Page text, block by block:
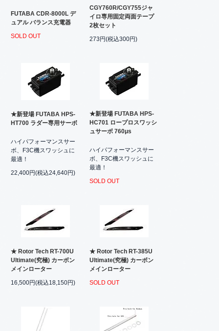
FUTABA CDR-8000L デ
ュアル バランス充電器
SOLD OUT
CGY760R/CGY755ジャ
イロ専用固定両面テープ
2枚セット
273円(税込300円)
★新登場 FUTABA HPS-
HT700 ラダー専用サーボ
ハイパフォーマンスサー
ボ、F3C機スワッシュに
最適！
22,400円(税込24,640円)
★新登場 FUTABA HPS-
HC701 ロープロスワッシ
ュサーボ 760μs
ハイパフォーマンスサー
ボ、F3C機スワッシュに
最適！
SOLD OUT
★ Rotor Tech RT-700U
Ultimate(究極) カーボン
メインローター
16,500円(税込18,150円)
★ Rotor Tech RT-385U
Ultimate(究極) カーボン
メインローター
SOLD OUT